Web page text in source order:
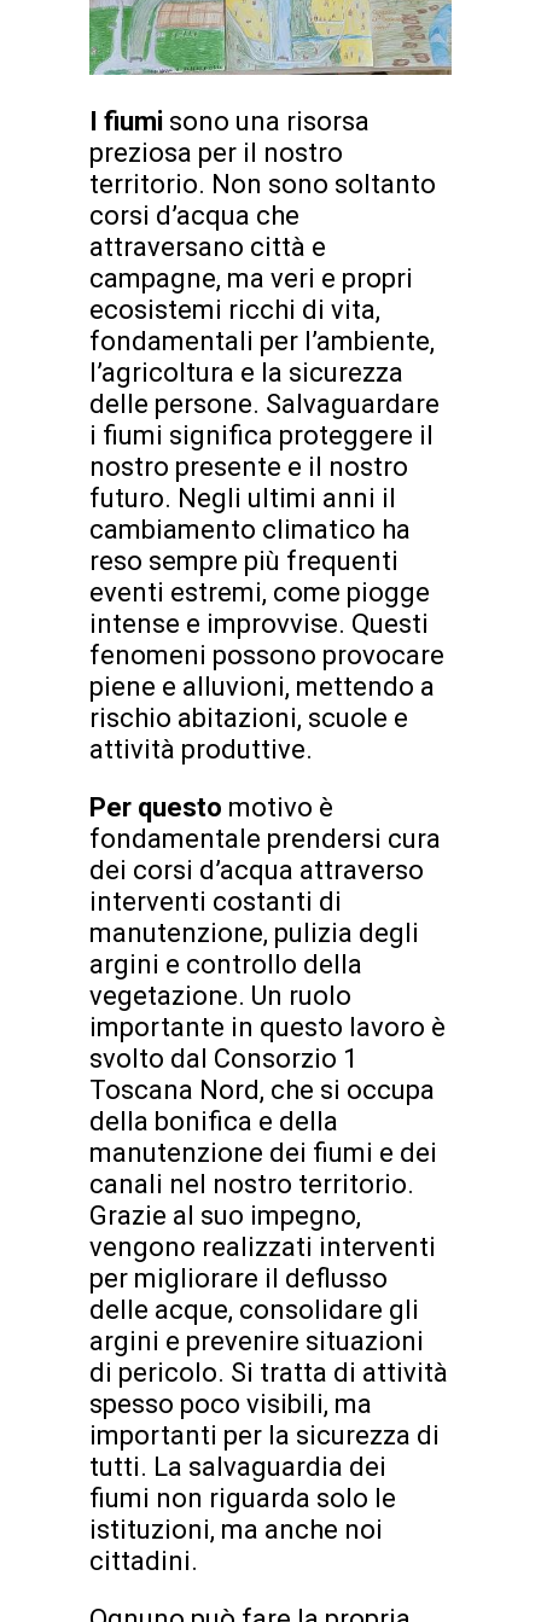
I fiumi sono una risorsa
preziosa per il nostro
territorio. Non sono soltanto
corsi d’acqua che
attraversano città e
campagne, ma veri e propri
ecosistemi ricchi di vita,
fondamentali per l’ambiente,
l’agricoltura e la sicurezza
delle persone. Salvaguardare
i fiumi significa proteggere il
nostro presente e il nostro
futuro. Negli ultimi anni il
cambiamento climatico ha
reso sempre più frequenti
eventi estremi, come piogge
intense e improvvise. Questi
fenomeni possono provocare
piene e alluvioni, mettendo a
rischio abitazioni, scuole e
attività produttive.
Per questo motivo è
fondamentale prendersi cura
dei corsi d’acqua attraverso
interventi costanti di
manutenzione, pulizia degli
argini e controllo della
vegetazione. Un ruolo
importante in questo lavoro è
svolto dal Consorzio 1
Toscana Nord, che si occupa
della bonifica e della
manutenzione dei fiumi e dei
canali nel nostro territorio.
Grazie al suo impegno,
vengono realizzati interventi
per migliorare il deflusso
delle acque, consolidare gli
argini e prevenire situazioni
di pericolo. Si tratta di attività
spesso poco visibili, ma
importanti per la sicurezza di
tutti. La salvaguardia dei
fiumi non riguarda solo le
istituzioni, ma anche noi
cittadini.